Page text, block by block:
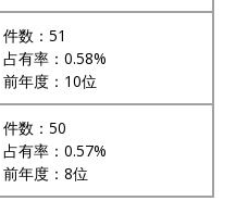
件数：51
占有率：0.58%
前年度：10位
件数：50
占有率：0.57%
前年度：8位